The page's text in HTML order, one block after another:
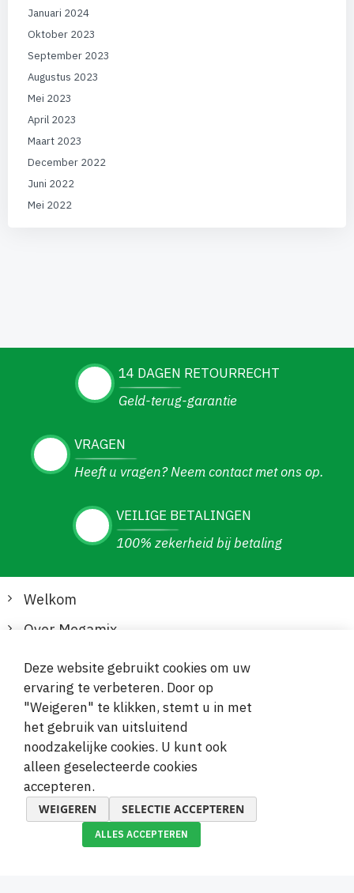
Januari 2024
Oktober 2023
September 2023
Augustus 2023
Mei 2023
April 2023
Maart 2023
December 2022
Juni 2022
Mei 2022
14 DAGEN RETOURRECHT
Geld-terug-garantie
VRAGEN
Heeft u vragen? Neem contact met ons op.
VEILIGE BETALINGEN
100% zekerheid bij betaling
Welkom
Over Megamix
Informatie
Klantenservice
Veilige en gemakkelijke betalingen
Deze website gebruikt cookies om uw
ervaring te verbeteren. Door op
"Weigeren" te klikken, stemt u in met
het gebruik van uitsluitend
noodzakelijke cookies. U kunt ook
alleen geselecteerde cookies
accepteren.
WEIGEREN SELECTIE ACCEPTEREN
ALLES ACCEPTEREN